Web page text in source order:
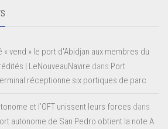
« vend » le port d'Abidjan aux membres du
| LeNouveauNavire dans Port
réceptionne six portiques de parc
et l’OFT unissent leurs forces dans
autonome de San Pedro obtient la note A